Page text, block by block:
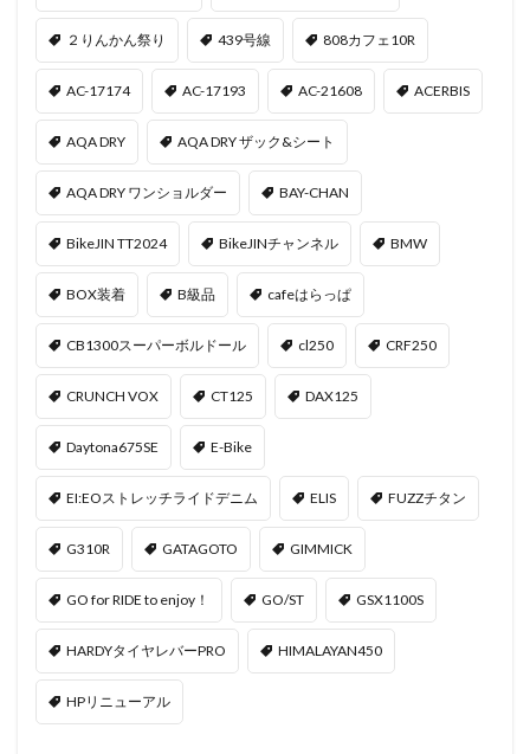
２りんかん祭り 439号線 808カフェ10R
AC-17174 AC-17193 AC-21608 ACERBIS
AQA DRY AQA DRY ザック&シート
AQA DRY ワンショルダー BAY-CHAN
BikeJIN TT2024 BikeJINチャンネル BMW
BOX装着 B級品 cafeはらっぱ
CB1300スーパーボルドール cl250 CRF250
CRUNCH VOX CT125 DAX125
Daytona675SE E-Bike
EI:EOストレッチライドデニム ELIS FUZZチタン
G310R GATAGOTO GIMMICK
GO for RIDE to enjoy！ GO/ST GSX1100S
HARDYタイヤレバーPRO HIMALAYAN450
HPリニューアル